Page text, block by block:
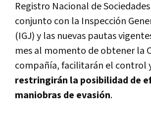
Registro Nacional de
conjunto con la Inspección
(IGJ) y las nuevas pautas
mes al momento de obtener la
compañí­a, facilitarán el control
restringirán la posibilidad de
maniobras de evasión.